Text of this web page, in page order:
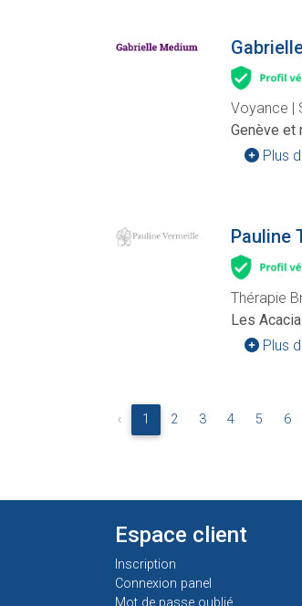
Voyance |
Genève et
Plus
Pauline
Thérapie
Les
Plus
‹ 1 2 3 4 5 6
Espace client
Inscription
Connexion panel
Mot de passe oublié